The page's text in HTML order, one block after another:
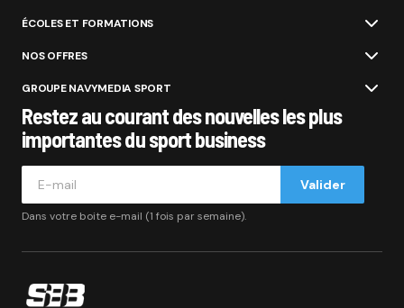
ÉCOLES ET FORMATIONS
NOS OFFRES
GROUPE NAVYMEDIA SPORT
Restez au courant des nouvelles les plus
importantes du sport business
Valider
Dans votre boite e-mail (1 fois par semaine).